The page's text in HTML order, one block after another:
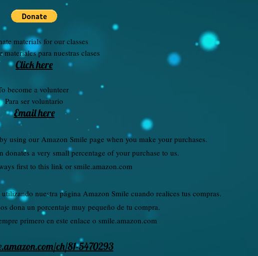
materials for our classes
materiales para nuestras clases
Click here
become a volunteer
Para ser voluntario
Email here
using our Amazon Smile page when you make your purchases.
a very small percentage of your purchase to us.
first to this link or smile.amazon.com
nuestra página Amazon Smile cuando realices tus compras.
dona un porcentaje muy pequeño de tu compra.
primero en este enlace o smile.amazon.com
ch/81-5470293